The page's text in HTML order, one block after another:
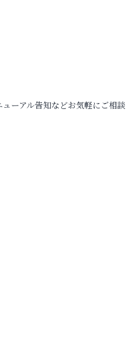
ーアル告知などお気軽にご相